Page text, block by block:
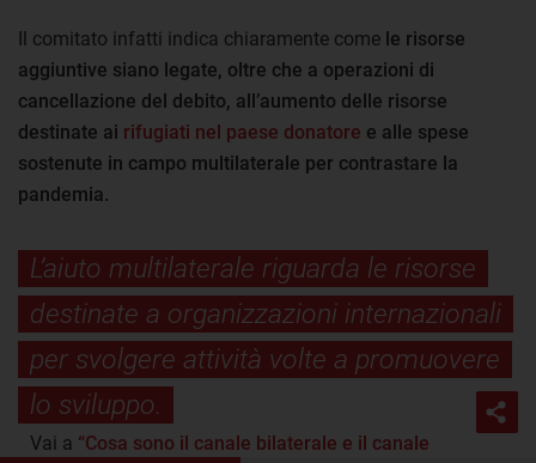
Il comitato infatti indica chiaramente come le risorse
aggiuntive siano legate, oltre che a operazioni di
cancellazione del debito, all’aumento delle risorse
destinate ai rifugiati nel paese donatore e alle spese
sostenute in campo multilaterale per contrastare la
pandemia.
L’aiuto multilaterale riguarda le risorse
destinate a organizzazioni internazionali
per svolgere attività volte a promuovere
lo sviluppo.
Vai a “Cosa sono il canale bilaterale e il canale